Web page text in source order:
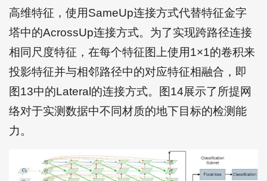
高维特征，使用SameUp连接方式代替特征金字
塔中的AcrossUp连接方式。为了实现跨路径连接
相同尺度特征，在每个特征图上使用1×1的卷积来
投影特征并与相邻路径中的对应特征相融合，即
图13中的Lateral的连接方式。图14展示了所提网
络对于实测数据中不同材质的地下目标的检测能
力。